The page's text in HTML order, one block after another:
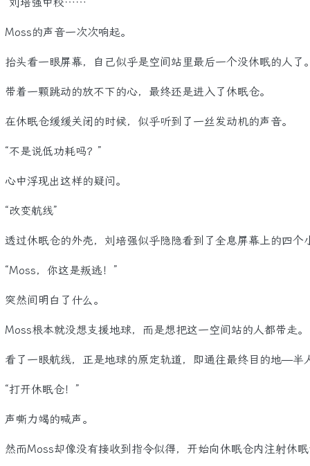
的声音一次次响起。
看一眼屏幕，自己似乎是空间站里最后一个没休眠的人了
一颗跳动的放不下的心，最终还是进入了休眠仓。
眠仓缓缓关闭的时候，似乎听到了一丝发动机的声音。
是说低功耗吗？”
浮现出这样的疑问。
变航线”
休眠仓的外壳，刘培强似乎隐隐看到了全息屏幕上的四个
，你这是叛逃！”
间明白了什么。
根本就没想支援地球，而是想把这一空间站的人都带走。
一眼航线，正是地球的原定轨道，即通往最终目的地—半
开休眠仓！”
力竭的喊声。
Moss却像没有接收到指令似得，开始向休眠仓内注射休眠